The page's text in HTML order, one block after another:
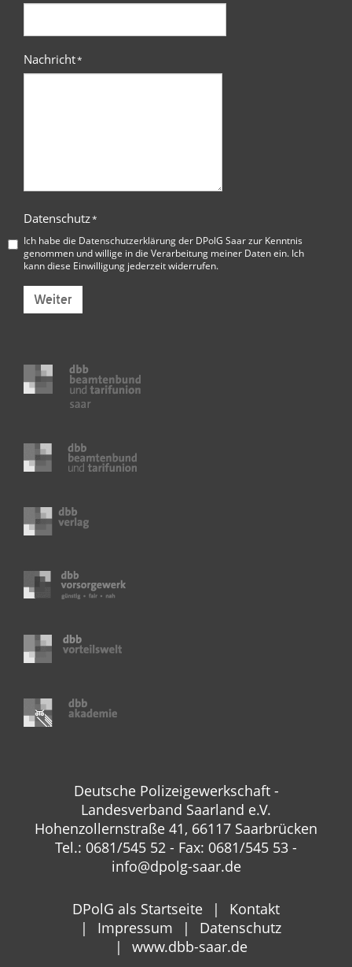
Nachricht*
Datenschutz*
Ich habe die Datenschutzerklärung der DPolG Saarzur Kenntnis
genommen und willige in die Verarbeitung meiner Daten ein. Ich
kann diese Einwilligung jederzeit widerrufen.
Weiter
Deutsche Polizeigewerkschaft -
Landesverband Saarland e.V.
Hohenzollernstraße 41, 66117 Saarbrücken
Tel.: 0681/545 52 - Fax: 0681/545 53 -
info@dpolg-saar.de
DPolG als Startseite
Kontakt
Impressum
Datenschutz
www.dbb-saar.de